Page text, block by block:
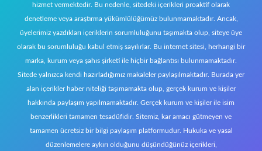
hizmet vermektedir. Bu nedenle, sitedeki içerikleri proaktif olarak
denetleme veya araştırma yükümlülüğümüz bulunmamaktadır. Ancak,
üyelerimiz yazdıkları içeriklerin sorumluluğunu taşımakta olup, siteye üye
olarak bu sorumluluğu kabul etmiş sayılırlar. Bu internet sitesi, herhangi bir
marka, kurum veya şahıs şirketi ile hiçbir bağlantısı bulunmamaktadır.
Sitede yalnızca kendi hazırladığımız makaleler paylaşılmaktadır. Burada yer
alan içerikler haber niteliği taşımamakta olup, gerçek kurum ve kişiler
hakkında paylaşım yapılmamaktadır. Gerçek kurum ve kişiler ile isim
benzerlikleri tamamen tesadüfidir. Sitemiz, kar amacı gütmeyen ve
tamamen ücretsiz bir bilgi paylaşım platformudur. Hukuka ve yasal
düzenlemelere aykırı olduğunu düşündüğünüz içerikleri,